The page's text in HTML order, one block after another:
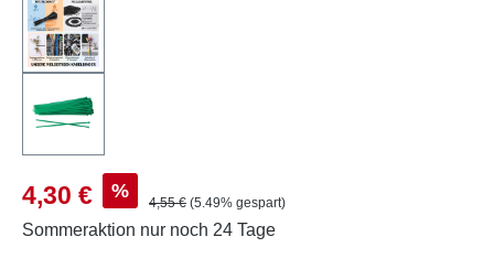
Verkaufspreis:
4,30 € % Regulärer Preis:
4,55 € (5.49% gespart)
Sommeraktion nur noch 24 Tage